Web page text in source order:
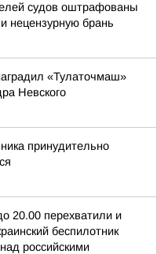
судов оштрафованы
нецензурную брань
«Тулаточмаш»
Невского
принудительно
20.00 перехватили и
беспилотник
российскими